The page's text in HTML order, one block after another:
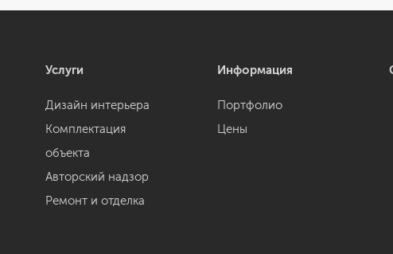
Услуги
Дизайн интерьера
Комплектация
объекта
Авторский надзор
Ремонт и отделка
Информация
Портфолио
Цены